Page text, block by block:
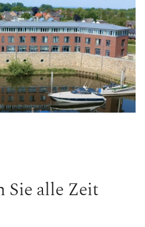
Sie alle Zeit